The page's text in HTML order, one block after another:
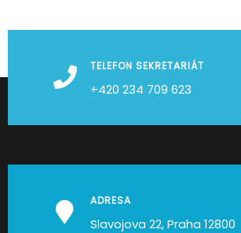
TELEFON SEKRETARIÁT
+420 234 709 623
ADRESA
Slavojova 22, Praha 12800